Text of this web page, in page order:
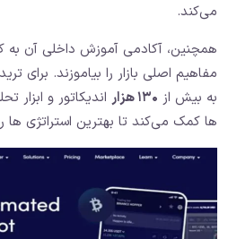
می‌کند.
همچنین، آکادمی آموزش داخلی آن به
مفاهیم اصلی بازار را بیاموزند. برای
به بیش از ۱۳۰ هزار
اندیکاتور و
ها کمک می‌کند تا بهترین استراتژی‌ ها